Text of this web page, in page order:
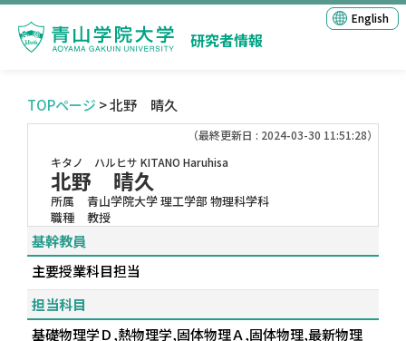
研究者情報
English
TOPページ > 北野 晴久
（最終更新日 : 2024-03-30 11:51:28）
キタノ ハルヒサ KITANO Haruhisa
北野 晴久
所属
青山学院大学 理工学部 物理科学科
職種
教授
基幹教員
主要授業科目担当
担当科目
基礎物理学Ｄ,熱物理学,固体物理Ａ,固体物理,最新物理